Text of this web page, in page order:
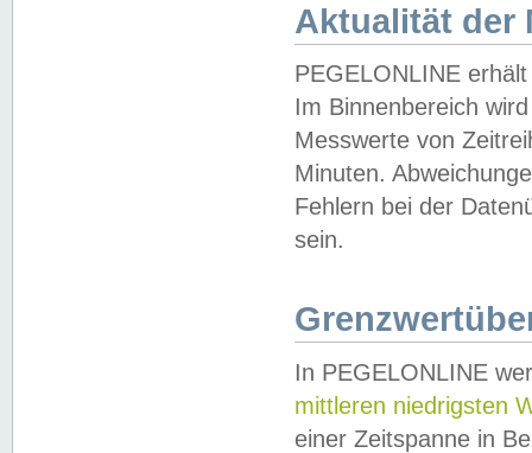
Aktualität der
PEGELONLINE
Im Binnenbereich
Messwerte von
Minuten.
Fehlern bei der
sein.
In PEGELONLINE
mittleren niedrigsten
einer Zeitspanne in